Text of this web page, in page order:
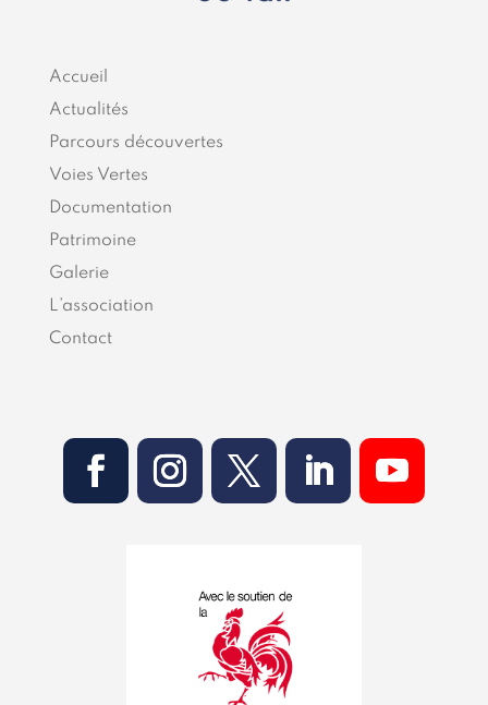
Accueil
Actualités
Parcours découvertes
Voies Vertes
Documentation
Patrimoine
Galerie
L’association
Contact